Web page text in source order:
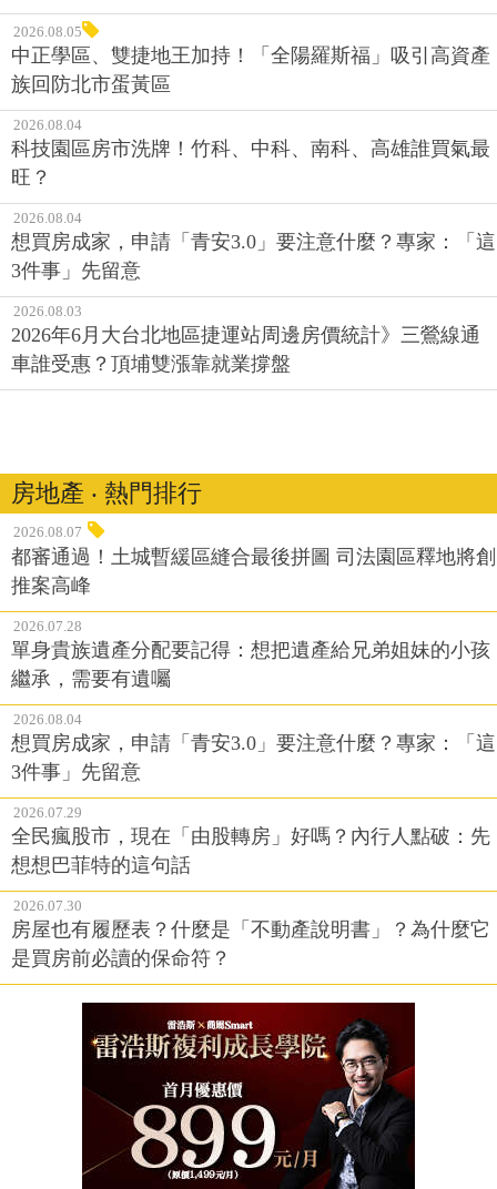
2026.08.05
中正學區、雙捷地王加持！「全陽羅斯福」吸引高資產
族回防北市蛋黃區
2026.08.04
科技園區房市洗牌！竹科、中科、南科、高雄誰買氣最
旺？
2026.08.04
想買房成家，申請「青安3.0」要注意什麼？專家：「這
3件事」先留意
2026.08.03
2026年6月大台北地區捷運站周邊房價統計》三鶯線通
車誰受惠？頂埔雙漲靠就業撐盤
房地產 ‧ 熱門排行
2026.08.07
都審通過！土城暫緩區縫合最後拼圖 司法園區釋地將創
推案高峰
2026.07.28
單身貴族遺產分配要記得：想把遺產給兄弟姐妹的小孩
繼承，需要有遺囑
2026.08.04
想買房成家，申請「青安3.0」要注意什麼？專家：「這
3件事」先留意
2026.07.29
全民瘋股市，現在「由股轉房」好嗎？內行人點破：先
想想巴菲特的這句話
2026.07.30
房屋也有履歷表？什麼是「不動產說明書」？為什麼它
是買房前必讀的保命符？